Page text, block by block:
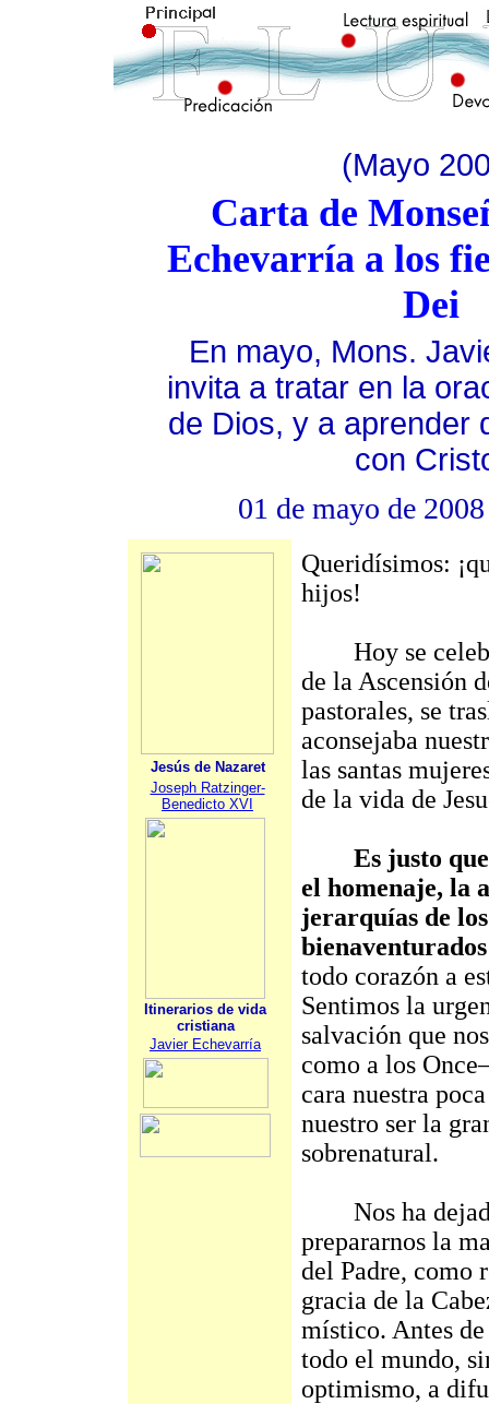
(Mayo
Carta de
Echevarría a los
Dei
En mayo, Mons.
invita a tratar en la
de Dios, y a aprender
con
01 de mayo de 2008
Jesús de Nazaret
Joseph Ratzinger-
Benedicto XVI
Itinerarios de vida
cristiana
Javier Echevarría
Queridísimos:
hijos!
Hoy se
de la Ascensión
pastorales, se
aconsejaba
las santas
de la vida de
Es justo
el homenaje, la
jerarquías de
todo corazón a
Sentimos la
salvación que
como a los
cara nuestra
nuestro ser la
sobrenatural.
Nos ha dejado
prepararnos la
del Padre,
gracia de la
místico. Antes
todo el mundo,
optimismo, a